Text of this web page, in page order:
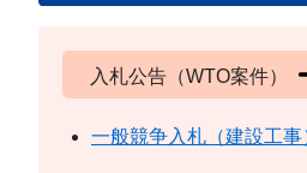
入札公告（WTO案件）
一般競争入札（建設工事